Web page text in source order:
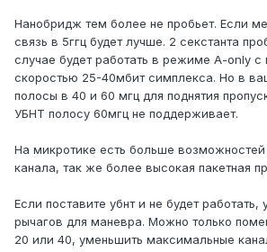
Нанобридж тем более не пробьет. Если
связь в 5ггц будет лучше. 2 секстанта
случае будет работать в режиме A-only
скоростью 25-40мбит симплекса. Но в
полосы в 40 и 60 мгц для поднятия
УБНТ полосу 60мгц не поддерживает.
На микротике есть больше возможностей
канала, так же более высокая пакетная
Если поставите убнт и не будет
рычагов для маневра. Можно только
20 или 40, уменьшить максимальные